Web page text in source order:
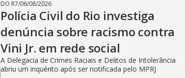
DO R7/06/08/2026
Polícia Civil do Rio investiga
denúncia sobre racismo contra
Vini Jr. em rede social
A Delegacia de Crimes Raciais e Delitos de Intolerância
abriu um inquérito após ser notificada pelo MPRJ